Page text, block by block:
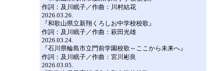
作詞：及川眠子／作曲：川村結花
2026.03.26.
『和歌山県立新翔くろしお中学校校歌』
作詞：及川眠子／作曲：萩田光雄
2026.03.24.
『石川県輪島市立門前学園校歌～ここから未来へ』
作詞：及川眠子／作曲：宮川彬良
2026.03.05.